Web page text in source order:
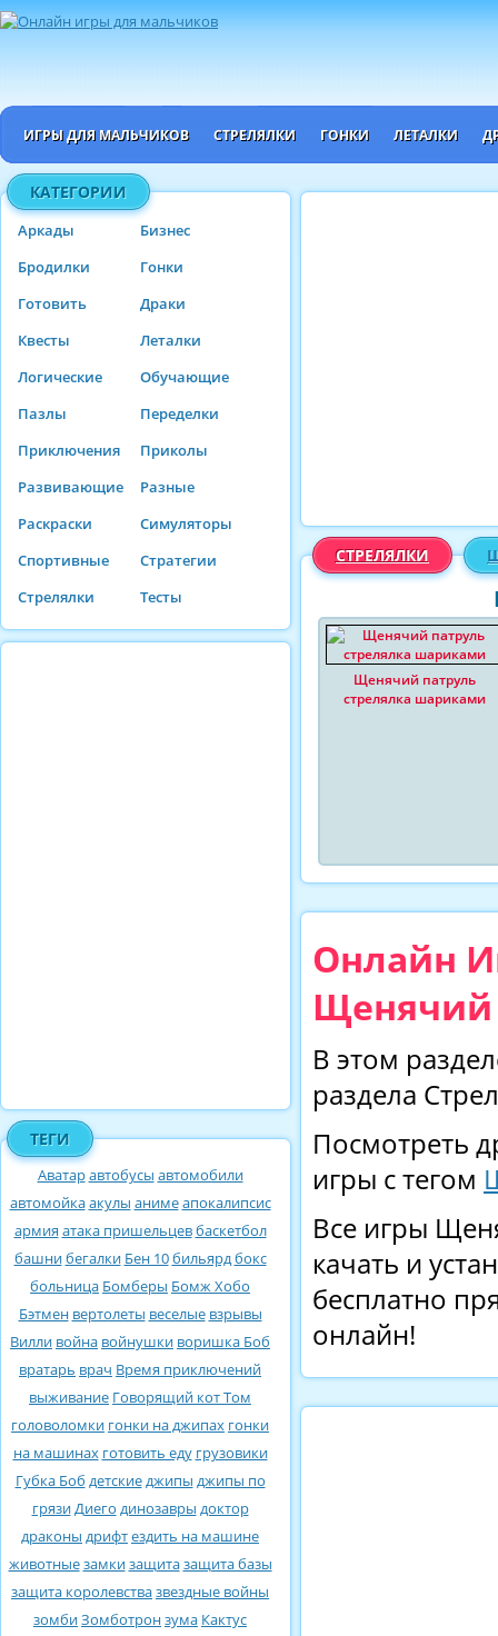
ИГРЫ ДЛЯ МАЛЬЧИКОВ СТРЕЛЯЛКИ ГОНКИ ЛЕТАЛКИ
КАТЕГОРИИ
Аркады
Бизнес
Бродилки
Гонки
Готовить
Драки
Квесты
Леталки
Логические
Обучающие
Пазлы
Переделки
Приключения
Приколы
Развивающие
Разные
Раскраски
Симуляторы
Спортивные
Стратегии
Стрелялки
Тесты
ТЕГИ
Аватаравтобусы автомобили
автомойкаакулы анимеапокалипсис
армия атака пришельцевбаскетбол
башнибегалки Бен 10бильярдбокс
больница Бомберы Бомж Хобо
Бэтмен вертолеты веселые взрывы
Вилли война войнушки воришка Боб
вратарь врач Время приключений
выживание Говорящий кот Том
головоломки гонки на джипах гонки
на машинах готовить еду грузовики
Губка Боб детскиеджипы джипы по
грязиДиего динозавры доктор
драконы дрифтездить на машине
животныезамкизащитазащита базы
защита королевствазвездные войны
зомбиЗомботронзума Кактус
СТРЕЛЯЛКИ
Щенячий патруль
стрелялка шариками
Онлайн
Щенячий
В этом
раздела
Посмотреть
игры с тегом
Все игры
качать и
бесплатно
онлайн!